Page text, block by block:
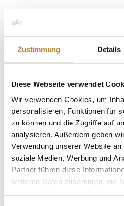
Zustimmung Details
Diese Webseite verwendet
Wir verwenden Cookies, um
personalisieren, Funktionen für
zu können und die Zugriffe auf
analysieren. Außerdem geben
Verwendung unserer Website
soziale Medien, Werbung und
Partner führen diese
weiteren Daten zusammen, die
Seite wählen
Lasse Nölting
U25
vonInsa Strothmann |07. Juni